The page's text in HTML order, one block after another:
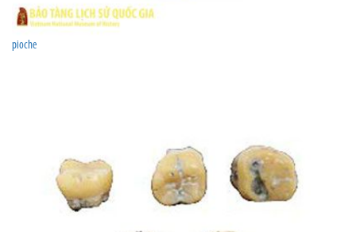
pioche